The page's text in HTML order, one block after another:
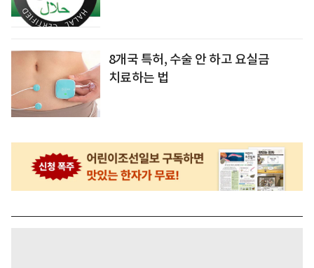
8개국 특허, 수술 안 하고 요실금
치료하는 법